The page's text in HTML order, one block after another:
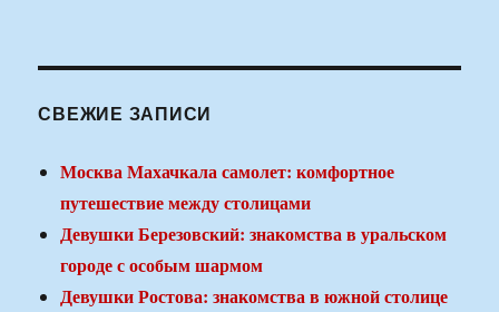
СВЕЖИЕ ЗАПИСИ
Москва Махачкала самолет: комфортное
путешествие между столицами
Девушки Березовский: знакомства в уральском
городе с особым шармом
Девушки Ростова: знакомства в южной столице